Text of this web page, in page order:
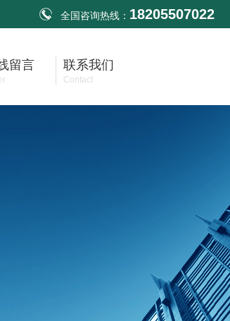
全国咨询热线： 18205507022
留言 联系我们
Contact